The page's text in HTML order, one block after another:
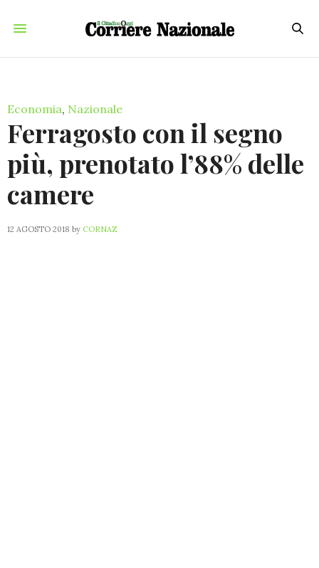
Economia, Nazionale
Ferragosto con il segno
più, prenotato l’88% delle
camere
12 AGOSTO 2018 by CORNAZ